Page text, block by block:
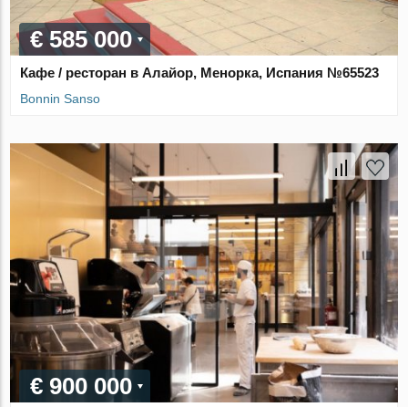
€ 585 000
Кафе / ресторан в Алайор, Менорка, Испания №65523
Bonnin Sanso
€ 900 000